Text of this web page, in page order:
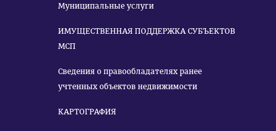
Муниципальные услуги
ИМУЩЕСТВЕННАЯ ПОДДЕРЖКА СУБЪЕКТОВ
МСП
Сведения о правообладателях ранее
учтенных объектов недвижимости
КАРТОГРАФИЯ